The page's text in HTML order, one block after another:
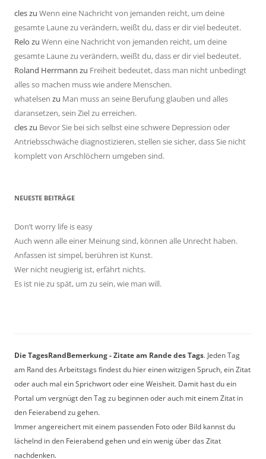
cleszu Wenn eine Nachricht von jemanden reicht, um deine
gesamte Laune zu verändern, weißt du, dass er dir viel bedeutet.
Relo zu Wenn eine Nachricht von jemanden reicht, um deine
gesamte Laune zu verändern, weißt du, dass er dir viel bedeutet.
Roland Herrmann zu Freiheit bedeutet, dass man nicht unbedingt
alles so machen muss wie andere Menschen.
whatelsen zu Man muss an seine Berufung glauben und alles
daransetzen, sein Ziel zu erreichen.
cleszu Bevor Sie bei sich selbst eine schwere Depression oder
Antriebsschwäche diagnostizieren, stellen sie sicher, dass Sie nicht
komplett von Arschlöchern umgeben sind.
NEUESTE BEITRÄGE
Don’t worry life is easy
Auch wenn alle einer Meinung sind, können alle Unrecht haben.
Anfassen ist simpel, berühren ist Kunst.
Wer nicht neugierig ist, erfährt nichts.
Es ist nie zu spät, um zu sein, wie man will.
Die TagesRandBemerkung - Zitate am Rande des Tags. Jeden Tag
am Rand des Arbeitstags findest du hier einen witzigen Spruch, ein Zitat
oder auch mal ein Sprichwort oder eine Weisheit. Damit hast du ein
Portal um vergnügt den Tag zu beginnen oder auch mit einem Zitat in
den Feierabend zu gehen.
Immer angereichert mit einem passenden Foto oder Bild kannst du
lächelnd in den Feierabend gehen und ein wenig über das Zitat
nachdenken.